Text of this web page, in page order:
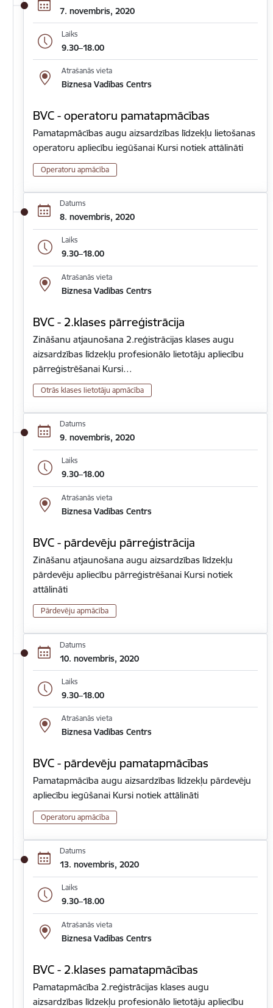
7. novembris, 2020
Laiks
9.30–18.00
Atrašanās vieta
Biznesa Vadības Centrs
BVC - operatoru pamatapmācības
Pamatapmācības augu aizsardzības līdzekļu lietošanas
operatoru apliecību iegūšanai Kursi notiek attālināti
Operatoru apmācība
Datums
8. novembris, 2020
Laiks
9.30–18.00
Atrašanās vieta
Biznesa Vadības Centrs
BVC - 2.klases pārreģistrācija
Zināšanu atjaunošana 2.reģistrācijas klases augu
aizsardzības līdzekļu profesionālo lietotāju apliecību
pārreģistrēšanai Kursi…
Otrās klases lietotāju apmācība
Datums
9. novembris, 2020
Laiks
9.30–18.00
Atrašanās vieta
Biznesa Vadības Centrs
BVC - pārdevēju pārreģistrācija
Zināšanu atjaunošana augu aizsardzības līdzekļu
pārdevēju apliecību pārreģistrēšanai Kursi notiek
attālināti
Pārdevēju apmācība
Datums
10. novembris, 2020
Laiks
9.30–18.00
Atrašanās vieta
Biznesa Vadības Centrs
BVC - pārdevēju pamatapmācības
Pamatapmācība augu aizsardzības līdzekļu pārdevēju
apliecību iegūšanai Kursi notiek attālināti
Operatoru apmācība
Datums
13. novembris, 2020
Laiks
9.30–18.00
Atrašanās vieta
Biznesa Vadības Centrs
BVC - 2.klases pamatapmācības
Pamatapmācība 2.reģistrācijas klases augu
aizsardzības līdzekļu profesionālo lietotāju apliecību